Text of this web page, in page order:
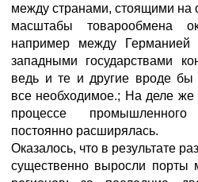
между странами, стоящими на
масштабы товарообмена
например между
западными государствами
ведь и те и другие вроде бы
все необходимое.; На деле же
процессе
постоянно расширялась.
Оказалось, что в результате
существенно выросли порты